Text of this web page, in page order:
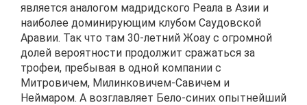
является аналогом мадридского Реала в Азии и
наиболее доминирующим клубом Саудовской
Аравии. Так что там 30-летний Жоау с огромной
долей вероятности продолжит сражаться за
трофеи, пребывая в одной компании с
Митровичем, Милинковичем-Савичем и
Неймаром. А возглавляет Бело-синих опытнейший